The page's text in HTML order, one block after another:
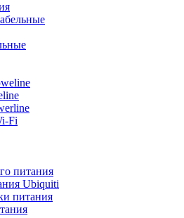
Fi
питания
Ubiquiti
питания